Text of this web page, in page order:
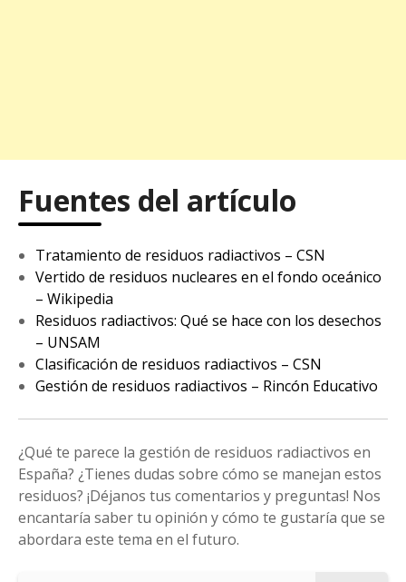
Fuentes del artículo
Tratamiento de residuos radiactivos – CSN
Vertido de residuos nucleares en el fondo oceánico
– Wikipedia
Residuos radiactivos: Qué se hace con los desechos
– UNSAM
Clasificación de residuos radiactivos – CSN
Gestión de residuos radiactivos – Rincón Educativo
¿Qué te parece la gestión de residuos radiactivos en
España? ¿Tienes dudas sobre cómo se manejan estos
residuos? ¡Déjanos tus comentarios y preguntas! Nos
encantaría saber tu opinión y cómo te gustaría que se
abordara este tema en el futuro.